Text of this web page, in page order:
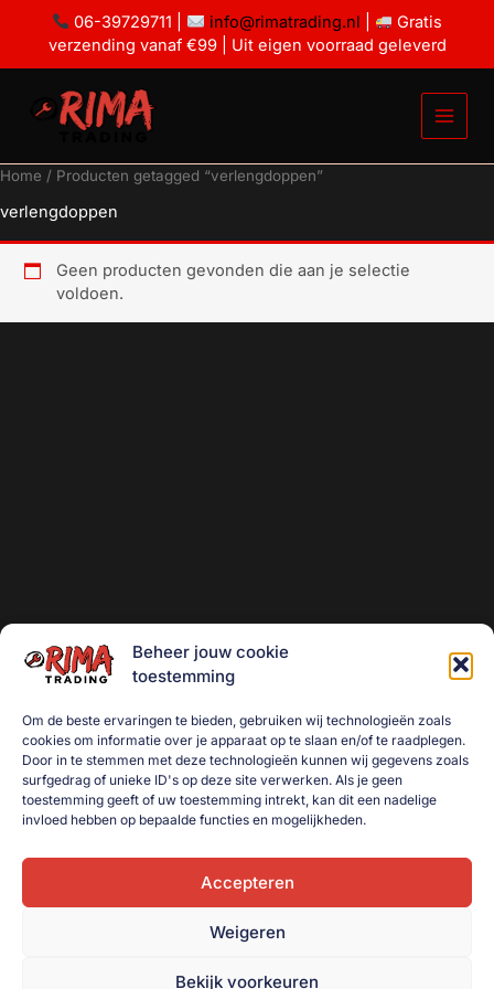
06-39729711 | info@rimatrading.nl
Gratis
verzending vanaf €99 | Uit eigen voorraad geleverd
Beheer jouw cookie
toestemming
Om de beste ervaringen te bieden, gebruiken wij technologieën zoals
cookies om informatie over je apparaat op te slaan en/of te raadplegen.
Door in te stemmen met deze technologieën kunnen wij gegevens zoals
surfgedrag of unieke ID's op deze site verwerken. Als je geen
toestemming geeft of uw toestemming intrekt, kan dit een nadelige
invloed hebben op bepaalde functies en mogelijkheden.
Accepteren
Weigeren
Bekijk voorkeuren
Home / Producten getagged “verlengdoppen”
verlengdoppen
Geen producten gevonden die aan je selectie
voldoen.